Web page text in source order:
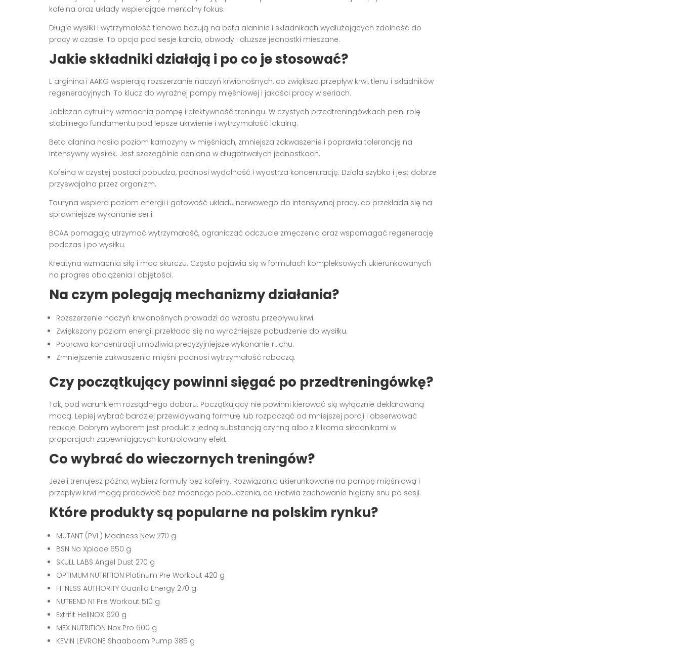
kofeina oraz układy wspierające mentalny fokus.
Długie wysiłki i wytrzymałość tlenowa bazują na beta alaninie i składnikach wydłużających zdolność do
pracy w czasie. To opcja pod sesje kardio, obwody i dłuższe jednostki mieszane.
Jakie składniki działają i po co je stosować?
L arginina i AAKG wspierają rozszerzanie naczyń krwionośnych, co zwiększa przepływ krwi, tlenu i składników
regeneracyjnych. To klucz do wyraźnej pompy mięśniowej i jakości pracy w seriach.
Jabłczan cytruliny wzmacnia pompę i efektywność treningu. W czystych przedtreningówkach pełni rolę
stabilnego fundamentu pod lepsze ukrwienie i wytrzymałość lokalną.
Beta alanina nasila poziom karnozyny w mięśniach, zmniejsza zakwaszenie i poprawia tolerancję na
intensywny wysiłek. Jest szczególnie ceniona w długotrwałych jednostkach.
Kofeina w czystej postaci pobudza, podnosi wydolność i wyostrza koncentrację. Działa szybko i jest dobrze
przyswajalna przez organizm.
Tauryna wspiera poziom energii i gotowość układu nerwowego do intensywnej pracy, co przekłada się na
sprawniejsze wykonanie serii.
BCAA pomagają utrzymać wytrzymałość, ograniczać odczucie zmęczenia oraz wspomagać regenerację
podczas i po wysiłku.
Kreatyna wzmacnia siłę i moc skurczu. Często pojawia się w formułach kompleksowych ukierunkowanych
na progres obciążenia i objętości.
Na czym polegają mechanizmy działania?
Rozszerzenie naczyń krwionośnych prowadzi do wzrostu przepływu krwi.
Zwiększony poziom energii przekłada się na wyraźniejsze pobudzenie do wysiłku.
Poprawa koncentracji umożliwia precyzyjniejsze wykonanie ruchu.
Zmniejszenie zakwaszenia mięśni podnosi wytrzymałość roboczą.
Czy początkujący powinni sięgać po przedtreningówkę?
Tak, pod warunkiem rozsądnego doboru. Początkujący nie powinni kierować się wyłącznie deklarowaną
mocą. Lepiej wybrać bardziej przewidywalną formułę lub rozpocząć od mniejszej porcji i obserwować
reakcje. Dobrym wyborem jest produkt z jedną substancją czynną albo z kilkoma składnikami w
proporcjach zapewniających kontrolowany efekt.
Co wybrać do wieczornych treningów?
Jeżeli trenujesz późno, wybierz formuły bez kofeiny. Rozwiązania ukierunkowane na pompę mięśniową i
przepływ krwi mogą pracować bez mocnego pobudzenia, co ułatwia zachowanie higieny snu po sesji.
Które produkty są popularne na polskim rynku?
MUTANT (PVL) Madness New 270 g
BSN No Xplode 650 g
SKULL LABS Angel Dust 270 g
OPTIMUM NUTRITION Platinum Pre Workout 420 g
FITNESS AUTHORITY Guarilla Energy 270 g
NUTREND N1 Pre Workout 510 g
Extrifit HellNOX 620 g
MEX NUTRITION Nox Pro 600 g
KEVIN LEVRONE Shaaboom Pump 385 g